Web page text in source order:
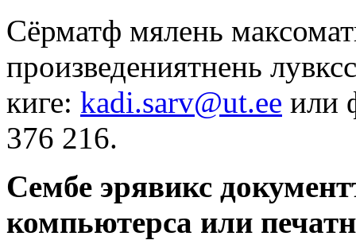
Сёрматф мялень
произведениятнень
киге: kadi.sarv@ut.ee или
376 216.
Сембе эрявикс
компьютерса или